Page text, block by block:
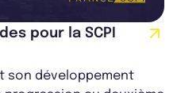
pour la SCPI
son développement